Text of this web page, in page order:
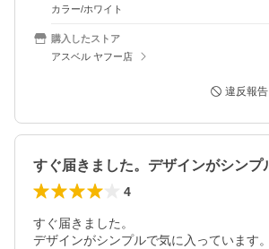
カラー/ホワイト
購入したストア
アスベル ヤフー店
違反報告
4
すぐ届きました。
デザインがシンプルで気に入っています。